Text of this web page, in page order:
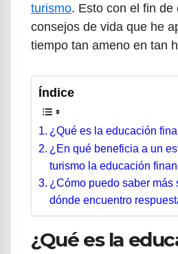
turismo. Esto con el fin de
consejos de vida que he
tiempo tan ameno en tan
Índice
¿Qué es la educación
¿En qué beneficia a un
turismo la educación
¿Cómo puedo saber más
dónde encuentro
¿Qué es la